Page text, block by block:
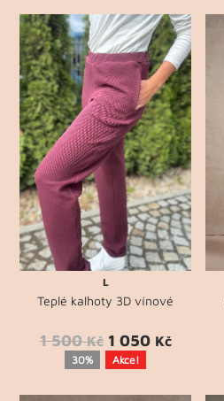
L
Teplé kalhoty 3D vínové
1 500 Kč 1 050 Kč
30% Akce!